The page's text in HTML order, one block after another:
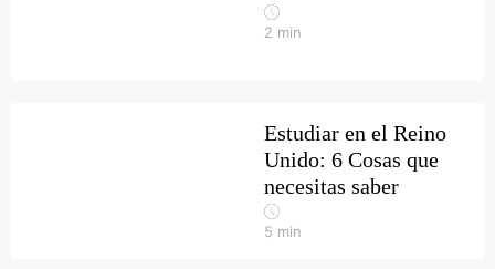
2 min
Estudiar en el Reino
Unido: 6 Cosas que
necesitas saber
5 min